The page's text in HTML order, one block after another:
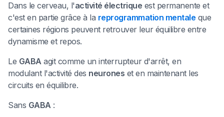
Dans le cerveau, l'activité électrique est permanente et
c'est en partie grâce à la reprogrammation mentale que
certaines régions peuvent retrouver leur équilibre entre
dynamisme et repos.
Le GABAagit comme un interrupteur d'arrêt, en
modulant l'activité des neurones et en maintenant les
circuits en équilibre.
Sans GABA: